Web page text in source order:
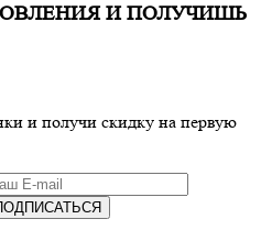
И ПОЛУЧИШЬ
и получи скидку на первую